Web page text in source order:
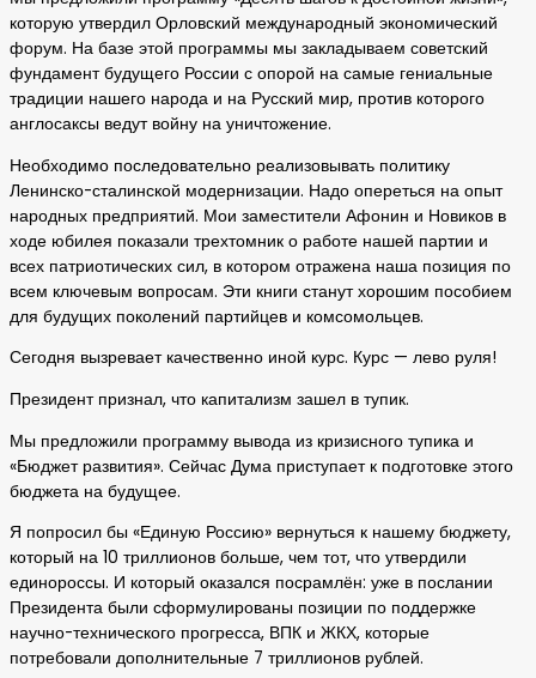
которую утвердил Орловский международный экономический
форум. На базе этой программы мы закладываем советский
фундамент будущего России с опорой на самые гениальные
традиции нашего народа и на Русский мир, против которого
англосаксы ведут войну на уничтожение.
Необходимо последовательно реализовывать политику
Ленинско-сталинской модернизации. Надо опереться на опыт
народных предприятий. Мои заместители Афонин и Новиков в
ходе юбилея показали трехтомник о работе нашей партии и
всех патриотических сил, в котором отражена наша позиция по
всем ключевым вопросам. Эти книги станут хорошим пособием
для будущих поколений партийцев и комсомольцев.
Сегодня вызревает качественно иной курс. Курс — лево руля!
Президент признал, что капитализм зашел в тупик.
Мы предложили программу вывода из кризисного тупика и
«Бюджет развития». Сейчас Дума приступает к подготовке этого
бюджета на будущее.
Я попросил бы «Единую Россию» вернуться к нашему бюджету,
который на 10 триллионов больше, чем тот, что утвердили
единороссы. И который оказался посрамлён: уже в послании
Президента были сформулированы позиции по поддержке
научно-технического прогресса, ВПК и ЖКХ, которые
потребовали дополнительные 7 триллионов рублей.